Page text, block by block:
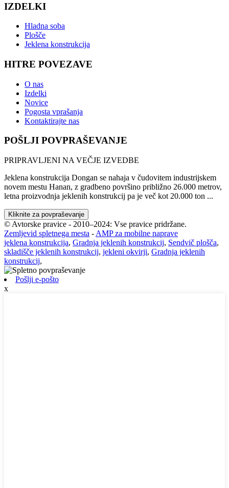
IZDELKI
Hladna soba
Plošče
Jeklena konstrukcija
HITRE POVEZAVE
O nas
Izdelki
Novice
Pogosta vprašanja
Kontaktirajte nas
POŠLJI POVPRAŠEVANJE
PRIPRAVLJENI NA VEČJE IZVEDBE
Jeklena konstrukcija Dongan se nahaja v čudovitem industrijskem
novem mestu Hanan, z gradbeno površino približno 26.000 metrov,
letna proizvodnja jeklenih konstrukcij pa je več kot 20.000 ton ...
Kliknite za povpraševanje
© Avtorske pravice - 2010–2024: Vse pravice pridržane.
Zemljevid spletnega mesta - AMP za mobilne naprave
jeklena konstrukcija, Gradnja jeklenih konstrukcij, Sendvič plošča,
skladišče jeklenih konstrukcij, jekleni okvirji, Gradnja jeklenih
konstrukcij,
Pošlji e-pošto
x